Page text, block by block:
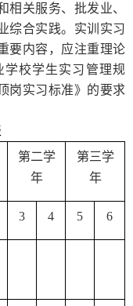
相关服务、批发业、
综合实践。实训实习
要内容，应注重理论
学校学生实习管理规
岗实习标准》的要求
第二学
年
第三学
年
3 4 5 6